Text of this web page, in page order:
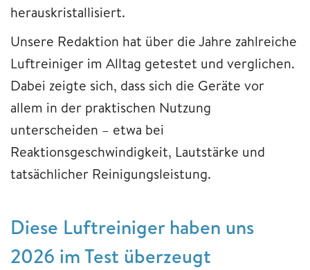
herauskristallisiert.
Unsere Redaktion hat über die Jahre zahlreiche
Luftreiniger im Alltag getestet und verglichen.
Dabei zeigte sich, dass sich die Geräte vor
allem in der praktischen Nutzung
unterscheiden – etwa bei
Reaktionsgeschwindigkeit, Lautstärke und
tatsächlicher Reinigungsleistung.
Diese Luftreiniger haben uns
2026 im Test überzeugt